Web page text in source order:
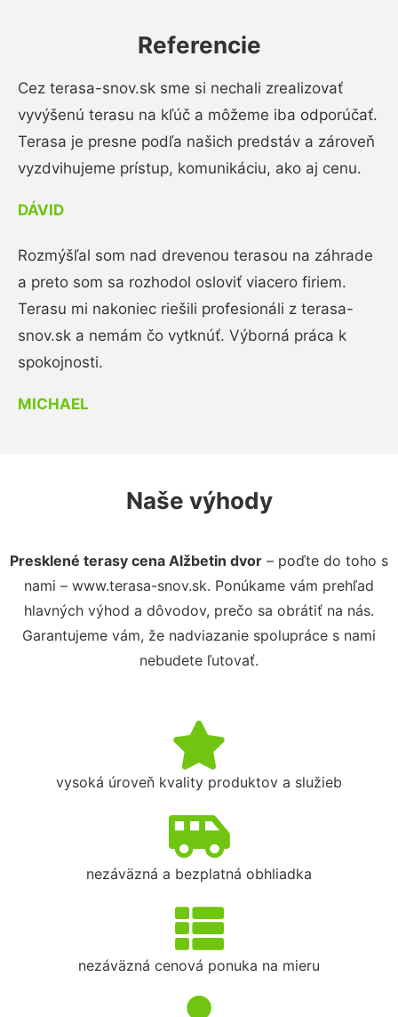
Referencie
Cez terasa-snov.sk sme si nechali zrealizovať
vyvýšenú terasu na kľúč a môžeme iba odporúčať.
Terasa je presne podľa našich predstáv a zároveň
vyzdvihujeme prístup, komunikáciu, ako aj cenu.
DÁVID
Rozmýšľal som nad drevenou terasou na záhrade
a preto som sa rozhodol osloviť viacero firiem.
Terasu mi nakoniec riešili profesionáli z terasa-
snov.sk a nemám čo vytknúť. Výborná práca k
spokojnosti.
MICHAEL
Naše výhody
Presklené terasy cena Alžbetin dvor – poďte do toho s
nami – www.terasa-snov.sk. Ponúkame vám prehľad
hlavných výhod a dôvodov, prečo sa obrátiť na nás.
Garantujeme vám, že nadviazanie spolupráce s nami
nebudete ľutovať.
vysoká úroveň kvality produktov a služieb
nezáväzná a bezplatná obhliadka
nezáväzná cenová ponuka na mieru